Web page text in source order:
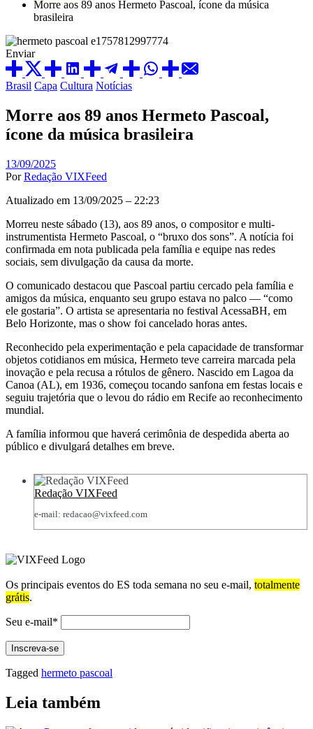
Morre aos 89 anos Hermeto Pascoal, ícone da música
brasileira
Enviar
Brasil Capa Cultura Notícias
Morre aos 89 anos Hermeto Pascoal,
ícone da música brasileira
13/09/2025
Por Redação VIXFeed
Atualizado em 13/09/2025 – 22:23
Morreu neste sábado (13), aos 89 anos, o compositor e multi-
instrumentista Hermeto Pascoal, o “bruxo dos sons”. A notícia foi
confirmada em nota publicada pela família e equipe nas redes
sociais, sem divulgação da causa da morte.
O comunicado destacou que Pascoal partiu cercado pela família e
amigos da música, enquanto seu grupo estava no palco — “como
ele gostaria”. O artista se apresentaria no festival AcessaBH, em
Belo Horizonte, mas o show foi cancelado horas antes.
Reconhecido pela experimentação e pela capacidade de transformar
objetos cotidianos em música, Hermeto teve carreira marcada pela
inovação e pela recusa a rótulos de gênero. Nascido em Lagoa da
Canoa (AL), em 1936, começou tocando sanfona em festas locais e
seguiu trajetória que o levou do rádio em Recife ao reconhecimento
mundial.
A família informou que haverá cerimônia de despedida aberta ao
público e divulgará detalhes em breve.
Redação VIXFeed
e-mail: redacao@vixfeed.com
Os principais eventos do ES toda semana no seu e-mail, totalmente
grátis.
Seu e-mail*
Tagged hermeto pascoal
Leia também